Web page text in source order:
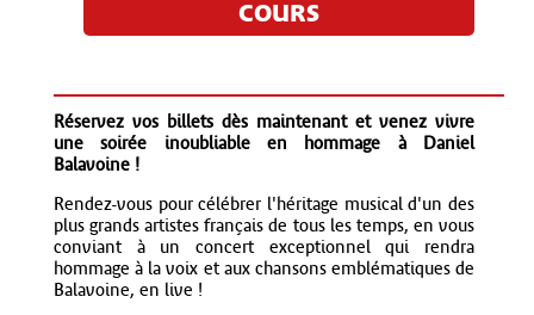
COURS
Réservez vos billets dès maintenant et venez vivre
une soirée inoubliable en hommage à Daniel
Balavoine !
Rendez-vous pour célébrer l'héritage musical d'un des
plus grands artistes français de tous les temps, en vous
conviant à un concert exceptionnel qui rendra
hommage à la voix et aux chansons emblématiques de
Balavoine, en live !